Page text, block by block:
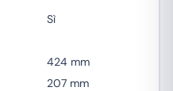
Sì
424 mm
207 mm